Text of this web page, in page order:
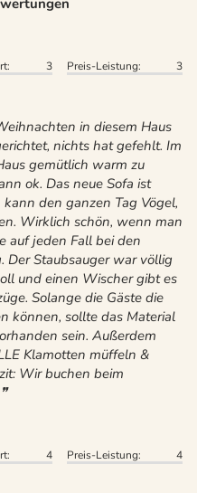
3 Preis-Leistung:
3
in diesem Haus
nichts hat gefehlt. Im
gemütlich warm zu
ok. Das neue Sofa ist
den ganzen Tag Vögel,
Wirklich schön, wenn man
auf jeden Fall bei den
Der Staubsauger war völlig
und einen Wischer gibt es
Solange die Gäste die
können, sollte das Material
sein. Außerdem
Klamotten müffeln &
Wir buchen beim
4 Preis-Leistung:
4